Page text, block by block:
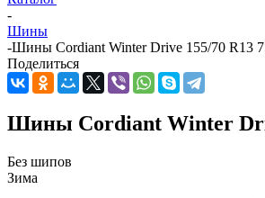
-
Шины
-Шины Cordiant Winter Drive 155/70 R13
Поделиться
Шины Cordiant Winter
Без шипов
Зима